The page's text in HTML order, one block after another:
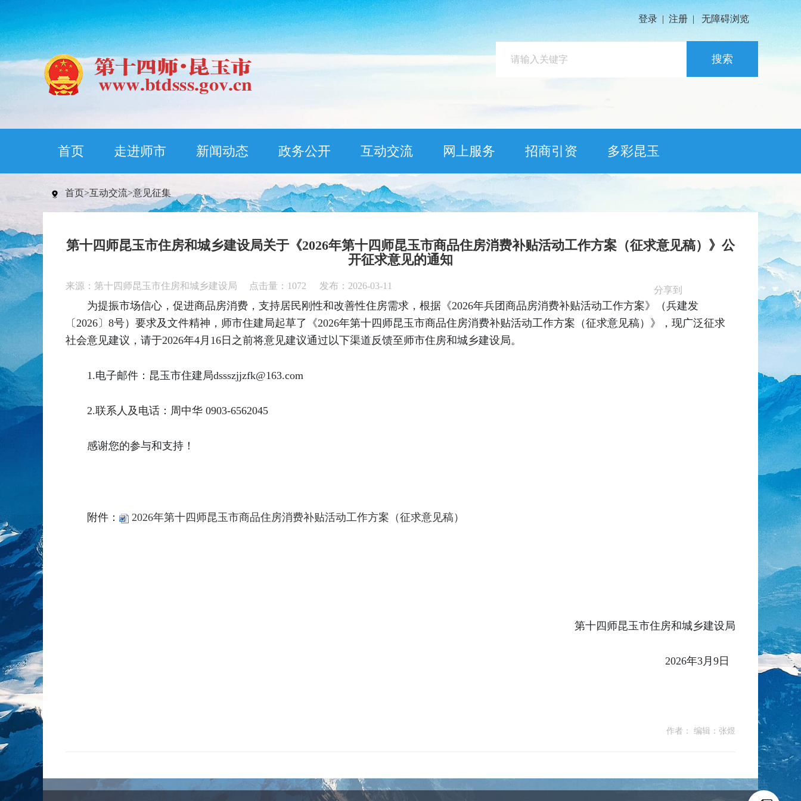
登录 | 注册 | 无障碍浏览
搜索
首页 走进师市 新闻动态 政务公开 互动交流 网上服务 招商引资 多彩昆玉
首页>互动交流>意见征集
第十四师昆玉市住房和城乡建设局关于《2026年第十四师昆玉市商品住房消费补贴活动工作方案（征求意见稿）》公
开征求意见的通知
来源：第十四师昆玉市住房和城乡建设局 点击量： 1072 发布：2026-03-11 分享到
为提振市场信心，促进商品房消费，支持居民刚性和改善性住房需求，根据《2026年兵团商品房消费补贴活动工作方案》（兵建发
〔2026〕8号）要求及文件精神，师市住建局起草了《2026年第十四师昆玉市商品住房消费补贴活动工作方案（征求意见稿）》，现广泛征求
社会意见建议，请于2026年4月16日之前将意见建议通过以下渠道反馈至师市住房和城乡建设局。
1.电子邮件：昆玉市住建局dssszjjzfk@163.com
2.联系人及电话：周中华 0903-6562045
感谢您的参与和支持！
附件： 2026年第十四师昆玉市商品住房消费补贴活动工作方案（征求意见稿）
第十四师昆玉市住房和城乡建设局
2026年3月9日
作者： 编辑：张煜